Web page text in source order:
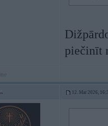
piečinīt
12. Mar 2026,